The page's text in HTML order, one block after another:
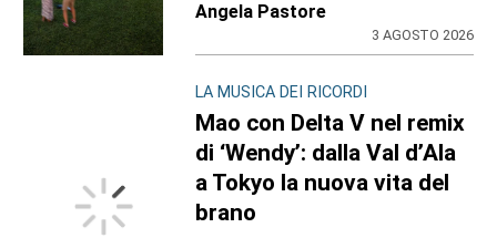
Angela Pastore
3 AGOSTO 2026
LA MUSICA DEI RICORDI
Mao con Delta V nel remix
di ‘Wendy’: dalla Val d’Ala
a Tokyo la nuova vita del
brano